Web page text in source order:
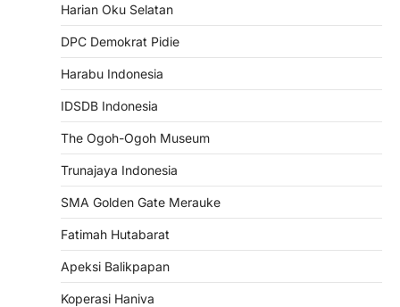
Harian Oku Selatan
DPC Demokrat Pidie
Harabu Indonesia
IDSDB Indonesia
The Ogoh-Ogoh Museum
Trunajaya Indonesia
SMA Golden Gate Merauke
Fatimah Hutabarat
Apeksi Balikpapan
Koperasi Haniva